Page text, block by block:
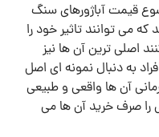
قیمت آباژورهای سنگ
می توانند تاثیر خود را
اصلی ترین آن ها نیز
به دنبال نمونه ای اصل
آن ها واقعی و طبیعی
را صرف خرید آن ها می